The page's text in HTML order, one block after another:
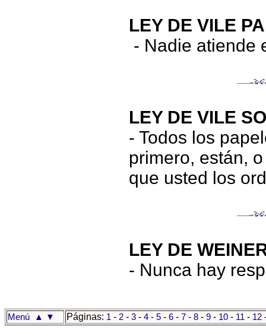
LEY DE VILE
- Nadie atiende
LEY DE VILE
- Todos los
primero, están,
que usted los
LEY DE
- Nunca hay
Menú ▲ ▼ Páginas: 1 - 2 - 3 - 4 - 5 - 6 - 7 - 8 - 9 - 10 - 11 - 12